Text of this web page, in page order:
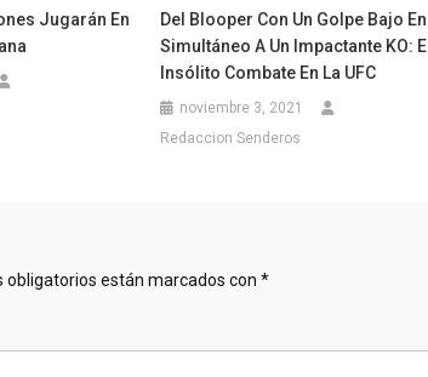
Jugarán En
Del Blooper Con Un Golpe Bajo En
Simultáneo A Un Impactante KO: El
Insólito Combate En La UFC
noviembre 3, 2021
Redaccion Senderos
obligatorios están marcados con *